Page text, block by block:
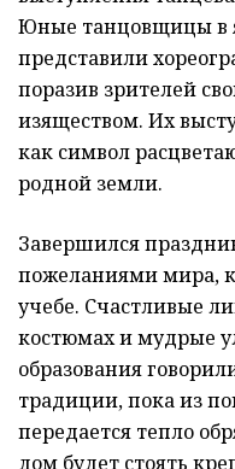
Юные танцовщицы в
представили
поразив зрителей
изяществом. Их
как символ
родной земли.
Завершился
пожеланиями мира,
учебе. Счастливые
костюмах и мудрые
образования
традиции, пока из
передается тепло
дом будет стоять